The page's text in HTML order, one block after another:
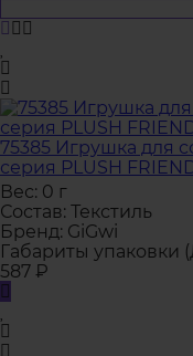
75385 Игрушка для
серия PLUSH
Вес: 0 г
Состав: Текстиль
Бренд: GiGwi
Габариты упаковки
587 ₽